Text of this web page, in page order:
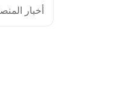
أخبار